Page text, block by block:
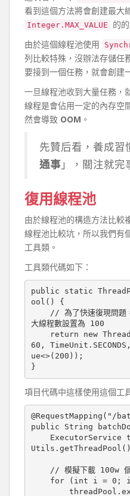
看到這個方法將會創建最大
Integer.MAX_VALUE
的
由於這個線程池使用
列比較特殊，沒辦法存儲任
要接到一個任務，就會創建
一旦線程池收到大量任務，
線程是會佔用一定的內存空
然會導致 OOM 。
先贊后看，養成習
通事」，關注就完
復用線程池
由於線程池的構造方法比較
線程池比較坑，所以我們有
工具類。
工具類代碼如下：
public static
ool() {
大線程數設置為 100
60,
ue<>(200));
項目代碼中這樣使用這個工
@RequestMapping("/
public String